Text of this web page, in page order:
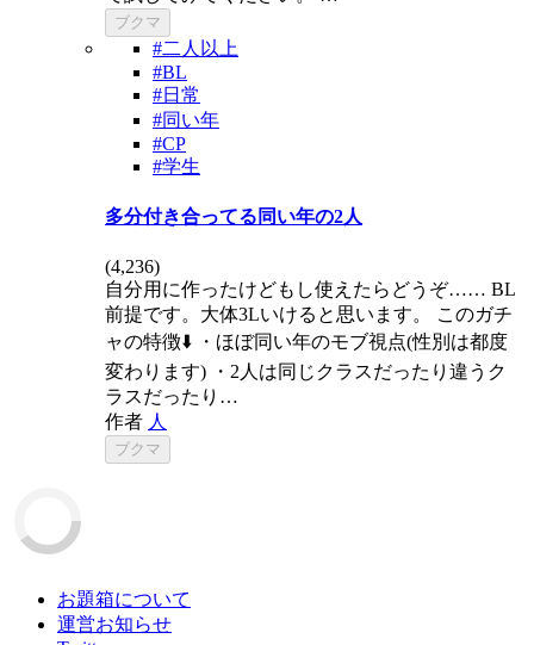
ブクマ
#二人以上
#BL
#日常
#同い年
#CP
#学生
多分付き合ってる同い年の2人
(4,236)
自分用に作ったけどもし使えたらどうぞ…… BL
前提です。大体3Lいけると思います。 このガチ
ャの特徴⬇️ ・ほぼ同い年のモブ視点(性別は都度
変わります) ・2人は同じクラスだったり違うク
ラスだったり…
作者 人
ブクマ
お題箱について
運営お知らせ